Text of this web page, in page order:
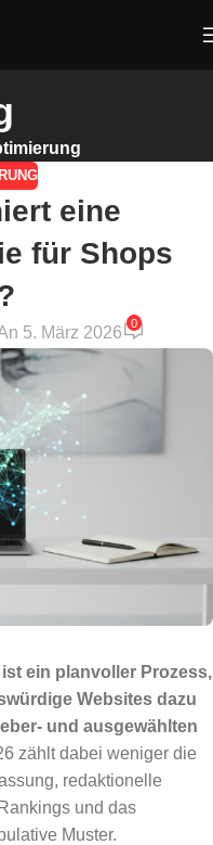
eine
für Shops
5. März 2026
0
ein planvoller Prozess,
Websites dazu
und ausgewählten
zählt dabei weniger die
redaktionelle
und das
Muster.